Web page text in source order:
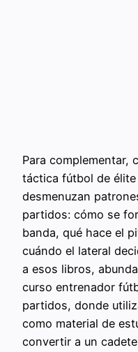
Para complementar,
táctica fútbol de
desmenuzan
partidos: cómo se
banda, qué hace el
cuándo el lateral
a esos libros,
curso entrenador
partidos, donde
como material de
convertir a un